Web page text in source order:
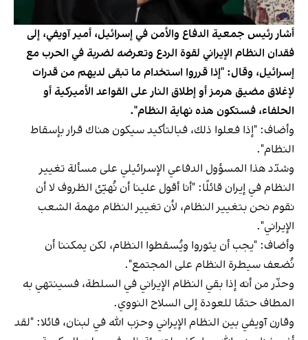
أشار رئيس جمعية الدفاع والأمن في إسرائيل، أمير آويفي، إلى
فقدان النظام الإيراني لقوة الردع وتعرضه لضربة في الحرب مع
إسرائيل، وقال: "إذا قرروا استخدام ما تبقى لديهم من قدرات
لإغلاق مضيق هرمز أو إطلاق النار على القواعد الأميركية أو
الحلفاء، فستكون هذه نهاية النظام".
وأضاف: "إذا فعلوا ذلك، فبالتأكيد سيكون هناك قرار بإسقاط
النظام".
وشدّد هذا المسؤول الدفاعي الإسرائيلي على مسألة تغيير
النظام في إيران قائلًا: "أنا أقول علينا أن نُهيّئ الظروف لا أن
نقوم نحن بتغيير النظام، لأن تغيير النظام مهمة الشعب
الإيراني".
وأضاف: "يجب أن يثوروا ويُسقطوا النظام، لكن يمكننا أن
نُضعف سيطرة النظام على المجتمع".
وحذّر من أنه إذا بقي النظام الإيراني في السلطة، فسينتهي به
المطاف حتمًا للعودة إلى السلاح النووي.
وقارن آويفي بين النظام الإيراني وحزب الله في لبنان، قائلا: "لقد